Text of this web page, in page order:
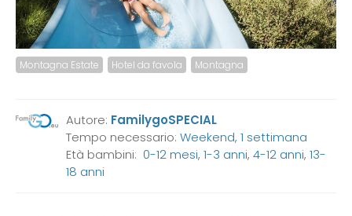
Montagna Estate Hotel da favola Montagna
Autore: FamilygoSPECIAL
Tempo necessario:Weekend, 1 settimana
Età bambini:0-12 mesi,1-3 anni,4-12 anni,13-
18 anni